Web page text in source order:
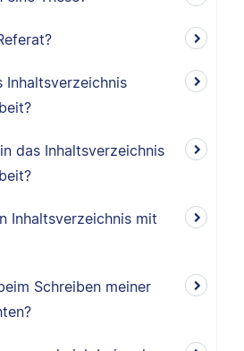
Inhaltsverzeichnis
das Inhaltsverzeichnis
Inhaltsverzeichnis mit
Schreiben meiner